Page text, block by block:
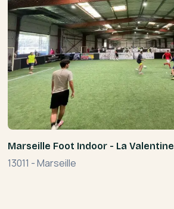
Marseille Foot Indoor - La Valentine
13011 -Marseille